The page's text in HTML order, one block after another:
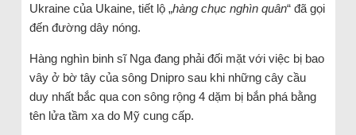
Ukraine của Ukaine, tiết lộ „hàng chục nghìn quân“ đã gọi
đến đường dây nóng.
Hàng nghìn binh sĩ Nga đang phải đối mặt với việc bị bao
vây ở bờ tây của sông Dnipro sau khi những cây cầu
duy nhất bắc qua con sông rộng 4 dặm bị bắn phá bằng
tên lửa tầm xa do Mỹ cung cấp.